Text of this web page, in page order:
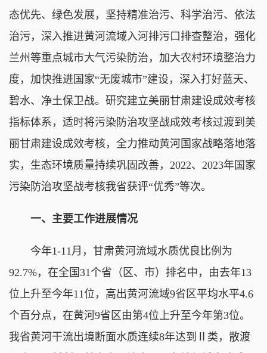
态优先、绿色发展，坚持精准治污、科学治污、依法
治污，深入推进黄河流域入河排污口排查整治，强化
兰州等重点城市大气污染防治，加大农村环境整治力
度，加快推进国家“无废城市”建设，深入打好蓝天、
碧水、净土保卫战。研究建立美丽甘肃建设成效考核
指标体系，适时将污染防治攻坚战成效考核过渡到美
丽甘肃建设成效考核，全力推动黄河国家战略落地落
实，生态环境质量持续巩固改善，2022、2023年国家
污染防治攻坚战考核我省获评“优秀”等次。
一、主要工作进展情况
今年1-11月，甘肃黄河流域水质优良比例为
92.7%，在全国31个省（区、市）排名中，由去年13
位上升至今年11位，高出黄河流域9省区平均水平4.6
个百分点，在黄河9省区由第4位上升至今年第3位。
我省黄河干流出境断面水质连续8年达到Ⅱ类，散渡